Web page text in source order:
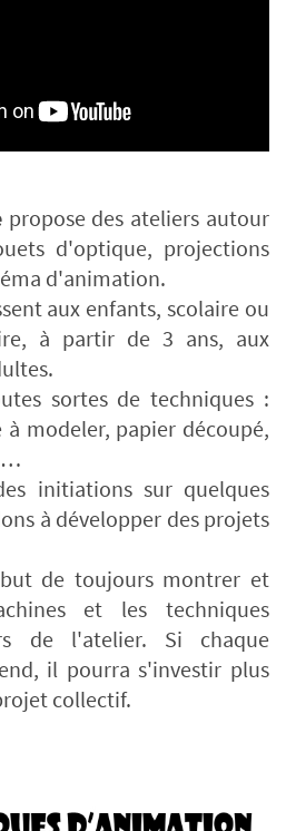
propose des ateliers autour
d'optique, projections
d'animation.
aux enfants, scolaire ou
à partir de 3 ans, aux
sortes de techniques :
à modeler, papier découpé,
initiations sur quelques
à développer des projets
de toujours montrer et
et les techniques
de l'atelier. Si chaque
il pourra s'investir plus
collectif.